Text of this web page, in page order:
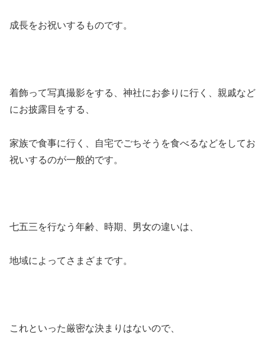
成長をお祝いするものです。
着飾って写真撮影をする、神社にお参りに行く、親戚など
にお披露目をする、
家族で食事に行く、自宅でごちそうを食べるなどをしてお
祝いするのが一般的です。
七五三を行なう年齢、時期、男女の違いは、
地域によってさまざまです。
これといった厳密な決まりはないので、